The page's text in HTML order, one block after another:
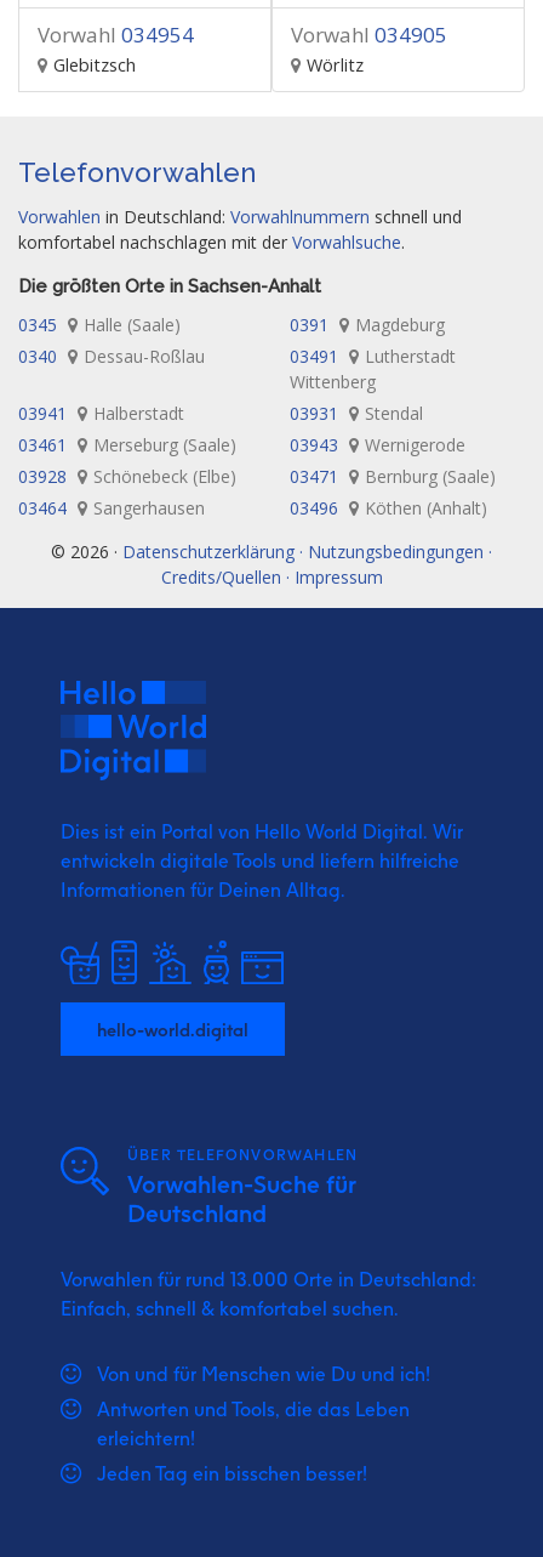
Vorwahl 034954
Glebitzsch
Vorwahl 034905
Wörlitz
Telefonvorwahlen
Vorwahlen in Deutschland: Vorwahlnummern schnell und
komfortabel nachschlagen mit der Vorwahlsuche.
Die größten Orte in Sachsen-Anhalt
0345 Halle (Saale) 0391
Magdeburg
0340
Dessau-Roßlau 03491
Lutherstadt
Wittenberg
03941
Halberstadt 03931
Stendal
03461
Merseburg (Saale) 03943
Wernigerode
03928
Schönebeck (Elbe) 03471
Bernburg (Saale)
03464
Sangerhausen 03496
Köthen (Anhalt)
© 2026 · Datenschutzerklärung · Nutzungsbedingungen ·
Credits/Quellen · Impressum
Dies ist ein Portal von Hello World Digital. Wir
entwickeln digitale Tools und liefern hilfreiche
Informationen für Deinen Alltag.
hello-world.digital
ÜBER TELEFONVORWAHLEN
Vorwahlen-Suche für
Deutschland
Vorwahlen für rund 13.000 Orte in Deutschland:
Einfach, schnell & komfortabel suchen.
Von und für Menschen wie Du und ich!
Antworten und Tools, die das Leben
erleichtern!
Jeden Tag ein bisschen besser!